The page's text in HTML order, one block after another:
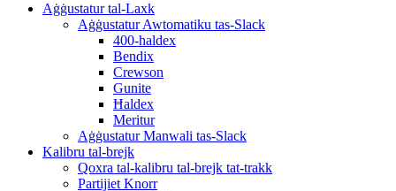
Aġġustatur tal-Laxk
Aġġustatur Awtomatiku tas-Slack
400-haldex
Bendix
Crewson
Gunite
Ħaldex
Meritur
Aġġustatur Manwali tas-Slack
Kalibru tal-brejk
Qoxra tal-kalibru tal-brejk tat-trakk
Partijiet Knorr